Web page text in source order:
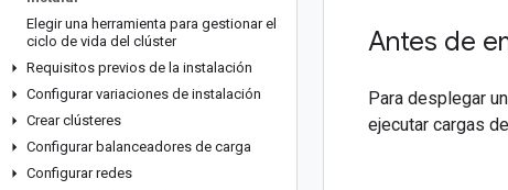
Elegir una herramienta para gestionar el
ciclo de vida del clúster
Requisitos previos de la instalación
Configurar variaciones de instalación
Crear clústeres
Configurar balanceadores de carga
Configurar redes
Antes de
Para desplegar
ejecutar cargas